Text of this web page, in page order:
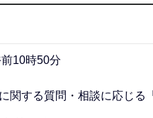
10時50分
する質問・相談に応じる